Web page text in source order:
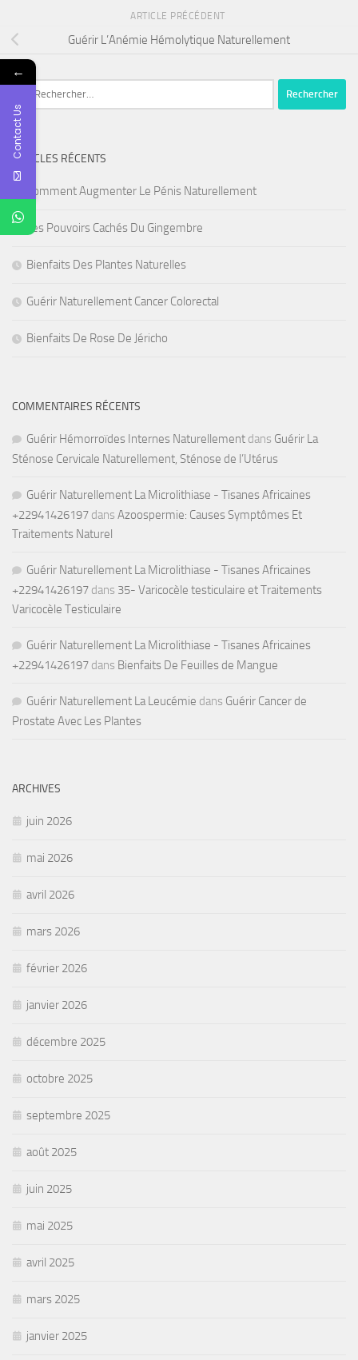
ARTICLE PRÉCÉDENT
Guérir L’Anémie Hémolytique Naturellement
Rechercher :
ARTICLES RÉCENTS
Comment Augmenter Le Pénis Naturellement
Les Pouvoirs Cachés Du Gingembre
Bienfaits Des Plantes Naturelles
Guérir Naturellement Cancer Colorectal
Bienfaits De Rose De Jéricho
COMMENTAIRES RÉCENTS
Guérir Hémorroïdes Internes Naturellement dans Guérir La
Sténose Cervicale Naturellement, Sténose de l’Utérus
Guérir Naturellement La Microlithiase - Tisanes Africaines
+22941426197 dans Azoospermie: Causes Symptômes Et
Traitements Naturel
Guérir Naturellement La Microlithiase - Tisanes Africaines
+22941426197 dans 35- Varicocèle testiculaire et Traitements
Varicocèle Testiculaire
Guérir Naturellement La Microlithiase - Tisanes Africaines
+22941426197 dans Bienfaits De Feuilles de Mangue
Guérir Naturellement La Leucémie dans Guérir Cancer de
Prostate Avec Les Plantes
ARCHIVES
juin 2026
mai 2026
avril 2026
mars 2026
février 2026
janvier 2026
décembre 2025
octobre 2025
septembre 2025
août 2025
juin 2025
mai 2025
avril 2025
mars 2025
janvier 2025
←
Contact Us